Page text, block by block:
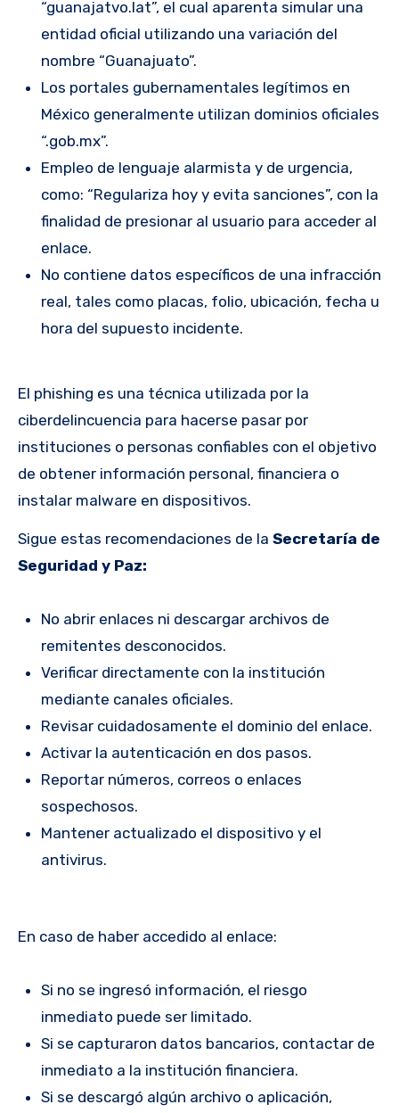
“guanajatvo.lat”, el cual aparenta simular una
entidad oficial utilizando una variación del
nombre “Guanajuato”.
Los portales gubernamentales legítimos en
México generalmente utilizan dominios oficiales
“.gob.mx”.
Empleo de lenguaje alarmista y de urgencia,
como: “Regulariza hoy y evita sanciones”, con la
finalidad de presionar al usuario para acceder al
enlace.
No contiene datos específicos de una infracción
real, tales como placas, folio, ubicación, fecha u
hora del supuesto incidente.
El phishing es una técnica utilizada por la
ciberdelincuencia para hacerse pasar por
instituciones o personas confiables con el objetivo
de obtener información personal, financiera o
instalar malware en dispositivos.
Sigue estas recomendaciones de la Secretaría de
Seguridad y Paz:
No abrir enlaces ni descargar archivos de
remitentes desconocidos.
Verificar directamente con la institución
mediante canales oficiales.
Revisar cuidadosamente el dominio del enlace.
Activar la autenticación en dos pasos.
Reportar números, correos o enlaces
sospechosos.
Mantener actualizado el dispositivo y el
antivirus.
En caso de haber accedido al enlace:
Si no se ingresó información, el riesgo
inmediato puede ser limitado.
Si se capturaron datos bancarios, contactar de
inmediato a la institución financiera.
Si se descargó algún archivo o aplicación,